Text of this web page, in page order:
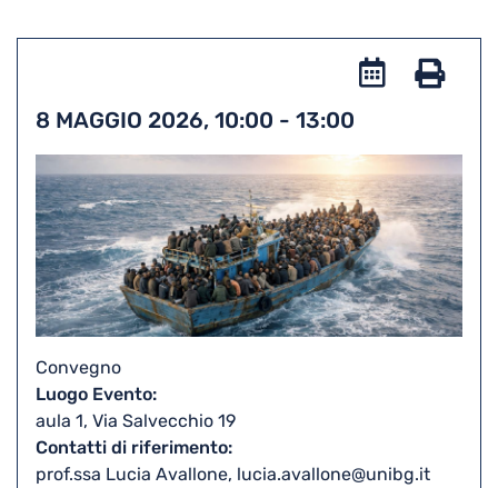
Add
8 MAGGIO 2026, 10:00 - 13:00
Convegno
Luogo Evento
aula 1, Via Salvecchio 19
Contatti di riferimento
prof.ssa Lucia Avallone, lucia.avallone@unibg.it